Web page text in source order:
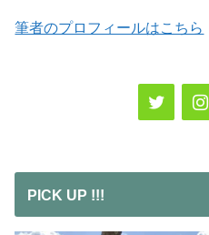
筆者のプロフィールはこちら
PICK UP !!!